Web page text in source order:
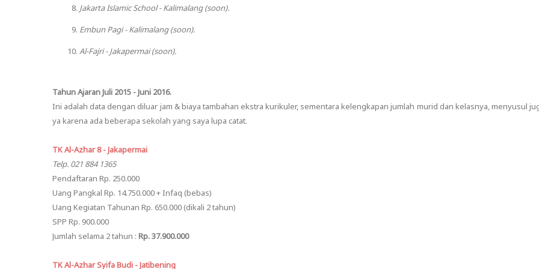
Jakarta Islamic School - Kalimalang (soon).
Embun Pagi - Kalimalang (soon).
Al-Fajri - Jakapermai (soon).
Tahun Ajaran Juli 2015 - Juni 2016.
Ini adalah data dengan diluar jam & biaya tambahan ekstra kurikuler, sementara kelengkapan jumlah murid dan kelasnya, menyusul
ya karena ada beberapa sekolah yang saya lupa catat.
TK Al-Azhar 8 - Jakapermai
Telp. 021 884 1365
Pendaftaran Rp. 250.000
Uang Pangkal Rp. 14.750.000 + Infaq (bebas)
Uang Kegiatan Tahunan Rp. 650.000 (dikali 2 tahun)
SPP Rp. 900.000
Jumlah selama 2 tahun : Rp. 37.900.000
TK Al-Azhar Syifa Budi - Jatibening